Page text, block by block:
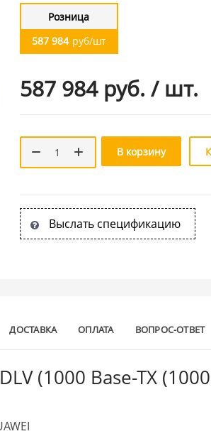
Розница
587 984 руб/шт
587 984 руб. / шт.
В корзину
Выслать спецификацию
ДОСТАВКА ОПЛАТА ВОПРОС-ОТВЕТ
(1000 Base-TX (1000